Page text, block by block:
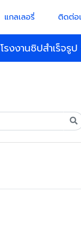
แกลเลอรี่ ติดต่อ
โรงงานซิปสำเร็จ